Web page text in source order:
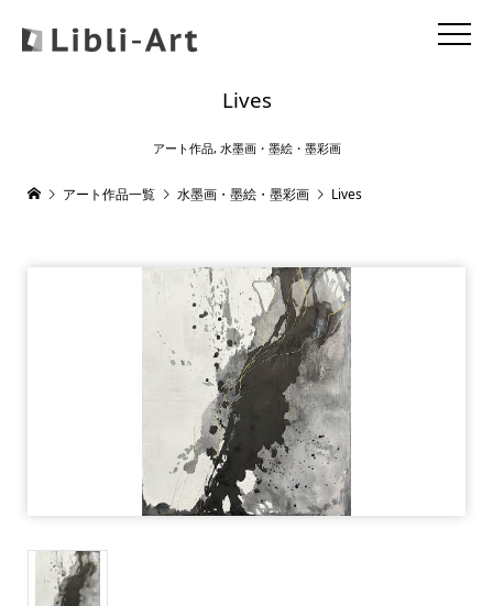
Lives
アート作品, 水墨画・墨絵・墨彩画
アート作品一覧 水墨画・墨絵・墨彩画 Lives